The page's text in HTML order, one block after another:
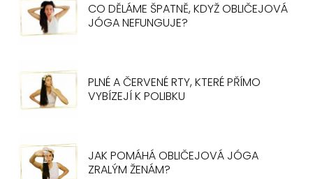
CO DĚLÁME ŠPATNĚ, KDYŽ OBLIČEJOVÁ
JÓGA NEFUNGUJE?
PLNÉ A ČERVENÉ RTY, KTERÉ PŘÍMO
VYBÍZEJÍ K POLIBKU
JAK POMÁHÁ OBLIČEJOVÁ JÓGA
ZRALÝM ŽENÁM?